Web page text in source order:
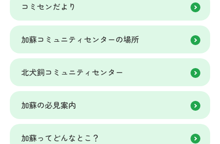
コミセンだより
加蘇コミュニティセンターの場所
北犬飼コミュニティセンター
加蘇の必見案内
加蘇ってどんなとこ？